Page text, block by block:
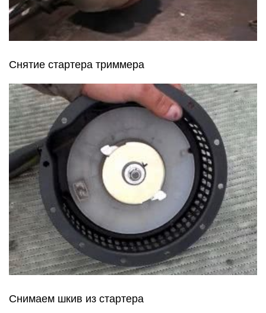
Снятие стартера триммера
Снимаем шкив из стартера